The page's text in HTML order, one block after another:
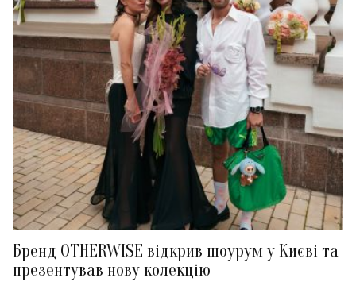
Бренд OTHERWISE відкрив шоурум у Києві та
презентував нову колекцію